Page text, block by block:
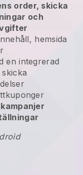
order, skicka
och
hemsida
en integrerad